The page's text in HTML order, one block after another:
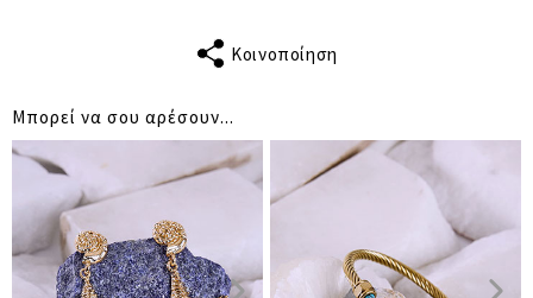
Κοινοποίηση
Μπορεί να σου αρέσουν...